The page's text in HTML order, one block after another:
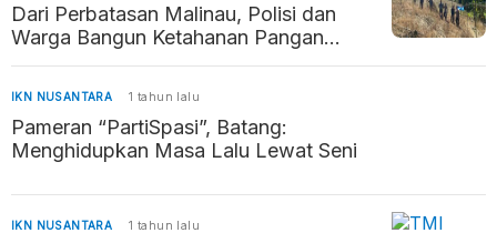
Dari Perbatasan Malinau, Polisi dan
Warga Bangun Ketahanan Pangan
Penyangga Kaltara–Kaltim
IKN NUSANTARA 1 tahun lalu
Pameran “PartiSpasi”, Batang:
Menghidupkan Masa Lalu Lewat Seni
IKN NUSANTARA 1 tahun lalu